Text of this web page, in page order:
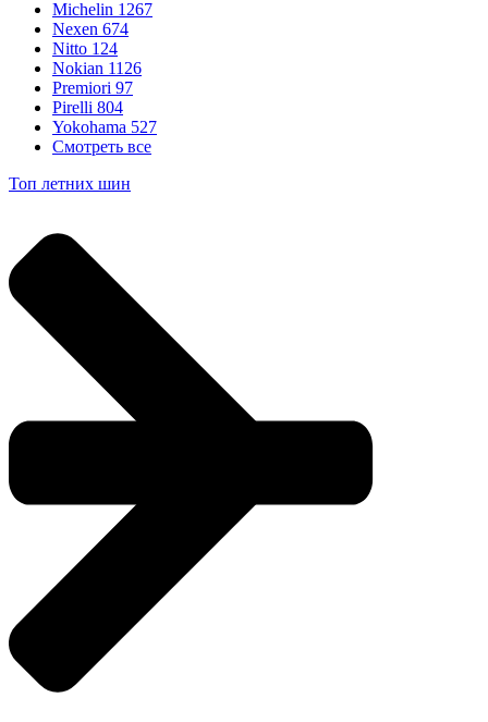
Michelin 1267
Nexen 674
Nitto 124
Nokian 1126
Premiori 97
Pirelli 804
Yokohama 527
Смотреть все
Топ летних шин